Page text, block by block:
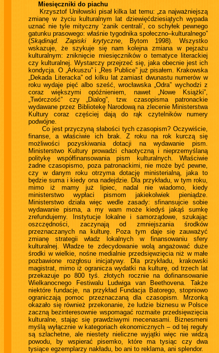
Miesięczniki do piachu
Krzysztof Uniłowski pisał kilka lat temu: „za najważniejszą
zmianę w życiu kulturalnym lat dziewięćdziesiątych wypada
uznać nie tyle mityczny ‘zanik centrali’, co schyłek pewnego
gatunku prasowego: właśnie tygodnika społeczno–kulturalnego”
(Skądinąd. Zapiski krytyczne, Bytom 1998). Wszystko
wskazuje, że szykuje się nam kolejna zmiana w pejzażu
kulturalnym: zniknięcie miesięczników o tematyce literackiej
czy kulturalnej. Wystarczy przejrzeć się, jaka obecnie jest ich
kondycja. O „Arkuszu” i „Res Publice” już pisałem. Krakowska
„Dekada Literacka” od kilku lat zamiast dwunastu numerów w
roku wydaje pięć albo sześć, wrocławska „Odra” wychodzi z
coraz większymi opóźnieniem, nawet „Nowe Książki”,
„Twórczość” czy „Dialog”, tzw. czasopisma patronackie
wydawane przez Bibliotekę Narodową na zlecenie Ministerstwa
Kultury coraz częściej dają do rąk czytelników numery
podwójne.
Co jest przyczyną słabości tych czasopism? Oczywiście,
finanse, a właściwie ich brak. Z roku na rok kurczą się
możliwości pozyskiwania dotacji na wydawanie pism.
Ministerstwo Kultury prowadzi chaotyczną i nieprzemyślaną
politykę współfinansowania pism kulturalnych. Właściwie
żadne czasopismo, poza patronackimi, nie może być pewne,
czy w danym roku otrzyma dotację ministerialną, jaka to
będzie suma i kiedy ona nadejdzie. Dla przykładu, w tym roku,
mimo iż mamy już lipiec, nadal nie wiadomo, kiedy
ministerstwo wypłaci pismom jakiekolwiek pieniądze.
Ministerstwo działa więc wedle zasady: sfinansujcie sobie
wydawanie pisma, a my wam może kiedyś jakąś sumkę
zrefundujemy. Instytucje lokalne i samorządowe, szukając
oszczędności, zaczynają od zmniejszania środków
przeznaczanych na kulturę. Poza tym daje się zauważyć
zmianę strategii władz lokalnych w finansowaniu sfery
kulturalnej. Władze te zdecydowanie wolą angażować duże
środki w wielkie, nośne medialnie przedsięwzięcia niż w małe
pozbawione rozgłosu inicjatywy. Dla przykładu, krakowski
magistrat, mimo iż ogranicza wydatki na kulturę, od trzech lat
przekazuje po 800 tyś. złotych rocznie na dofinansowanie
Wielkanocnego Festiwalu Ludwiga van Beethovena. Także
niektóre fundacje, na przykład Fundacja Batorego, stopniowo
ograniczają pomoc przeznaczaną dla czasopism. Mrzonką
okazało się również przekonanie, że ludzie biznesu w Polsce
zaczną bezinteresownie wspomagać rozmaite przedsięwzięcia
kulturalne, stając się prawdziwymi mecenasami. Biznesmeni
myślą wyłącznie w kategoriach ekonomicznych – od tej reguły
są szlachetne, ale niestety nieliczne wyjątki więc nie widzą
powodu, by wspierać pisemko, które ma tysiąc czy dwa
tysiące egzemplarzy nakładu, bo ani to reklama, ani splendor.